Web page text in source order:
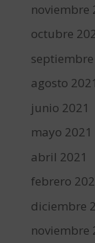
noviembre
octubre
septiembre
agosto 2021
junio 2021
mayo 2021
abril 2021
febrero
diciembre
noviembre